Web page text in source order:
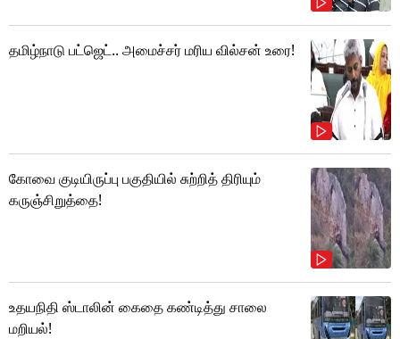
தமிழ்நாடு பட்ஜெட்.. அமைச்சர் மரிய வில்சன் உரை!
கோவை குடியிருப்பு பகுதியில் சுற்றித் திரியும்
கருஞ்சிறுத்தை!
உதயநிதி ஸ்டாலின் கைதை கண்டித்து சாலை
மறியல்!